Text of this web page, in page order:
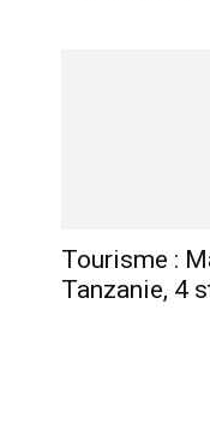
Tourisme :
Tanzanie, 4